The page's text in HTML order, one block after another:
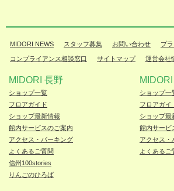
MIDORI NEWS スタッフ募集 お問い合わせ プ
コンプライアンス相談窓口 サイトマップ 運営会社
MIDORI 長野
ショップ一覧
フロアガイド
ショップ最新情報
館内サービスのご案内
アクセス・パーキング
よくあるご質問
信州100stories
りんごのひろば
ショップ一
フロアガイ
ショップ最
館内サービ
アクセス・
よくあるご